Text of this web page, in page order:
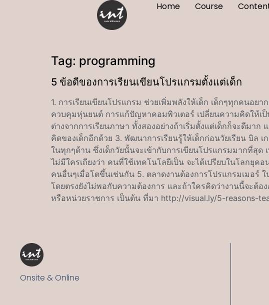
Home Course
Tag: programming
5 ข้อดีของการเรียนเขียนโปรแกรมตั้งแต่เด็ก
1. การเรียนเขียนโปรแกรม ช่วยเพิ่มพลังให้เด็ก เด็กๆทุกคนอ
ควบคุมหุ่นยนต์ การแก้ปัญหาคอมพิวเตอร์ เปลี่ยนความคิดให้เป็
ต่างจากการเรียนภาษา ทั้งสองอย่างถ้าเริ่มตั้งแต่เด็กก็จะดีม
คิดของเด็กอีกด้วย 3. พัฒนาการเรียนรู้ให้เด็กก่อนวัยเรียน บิล
ในทุกๆด้าน ซึ่งเด็กวัยนั้นจะเข้ากับการเขียนโปรแกรมมากที่สุด
ไม่มีใครเถียงว่า คนที่ใช้เทคโนโลยีเป็น จะได้เปรียบในโลกยุค
คนอื่นๆเมื่อโตขึ้นเช่นกัน 5. ตลาดงานต้องการโปรแกรมเมอร์
โดยตรงยังไม่พอกับความต้องการ และถ้าใครคิดว่างานนี้จะต้อ
หรือหน่วยราชการ เป็นต้น ที่มา http://visual.ly/5-reasons-
Onsite & Online